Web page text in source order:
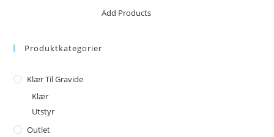
No products in the cart.Add Products
Produktkategorier
Klær Til Gravide
Klær
Utstyr
Outlet